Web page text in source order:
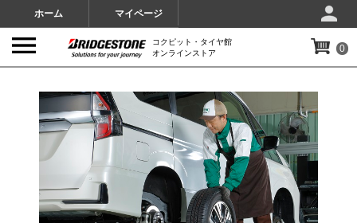
ホーム マイページ
コクピット・タイヤ館
オンラインストア
0